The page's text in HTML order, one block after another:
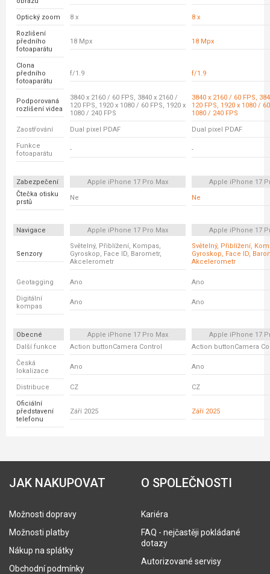
Optický zoom 8 x 8 x
Rozlišení
předního
fotoaparátu
18 Mpx 18 Mpx
Clona
předního
fotoaparátu
f/1.9 f/1.9
Podporovaná
rozlišení videa
3840 x 2160 / 60 FPS, 3840 x 2160 /
120 FPS, 1920 x 1080 / 60 FPS, 1920 x
1080 / 240 FPS
3840 x 2160 / 60 FPS,
120 FPS, 1920 x 1080 /
1080 / 240 FPS
Zaostřování Dual pixel PDAF Dual pixel PDAF
Funkce
fotoaparátu
- -
Zabezpečení Apple iPhone 17 Pro Max
Apple iPhone 17
Čtečka otisku
prstů
Ne Ne
Navigace Apple iPhone 17 Pro Max Apple iPhone 17
Senzory
Světelný, Přiblížení, Kompas,
Gyroskop, Face ID, Barometr,
Akcelerometr
Světelný, Přiblížení,
Gyroskop, Face ID,
Akcelerometr
Geotagging Ano Ano
Digitální
kompas
Ano Ano
Obecné Apple iPhone 17 Pro Max
Apple iPhone 17
Další funkce
Action buttonCamera Control Action buttonCamera
Česká
lokalizace
Ano Ano
Distribuce CZ CZ
Oficiální
představení
telefonu
Září 2025 Září 2025
JAK NAKUPOVAT
Možnosti dopravy
Možnosti platby
Nákup na splátky
Obchodní podmínky
O SPOLEČNOSTI
Kariéra
FAQ - nejčastěji pokládané
dotazy
Autorizované servisy